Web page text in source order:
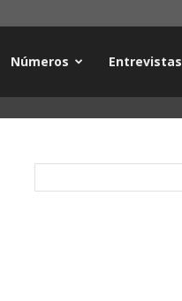
Números Entrevistas